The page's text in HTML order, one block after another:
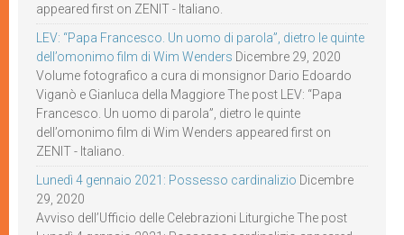
appeared first on ZENIT - Italiano.
LEV: “Papa Francesco. Un uomo di parola”, dietro le quinte
dell’omonimo film di Wim Wenders Dicembre 29, 2020
Volume fotografico a cura di monsignor Dario Edoardo
Viganò e Gianluca della Maggiore The post LEV: “Papa
Francesco. Un uomo di parola”, dietro le quinte
dell’omonimo film di Wim Wenders appeared first on
ZENIT - Italiano.
Lunedì 4 gennaio 2021: Possesso cardinalizio Dicembre
29, 2020
Avviso dell’Ufficio delle Celebrazioni Liturgiche The post